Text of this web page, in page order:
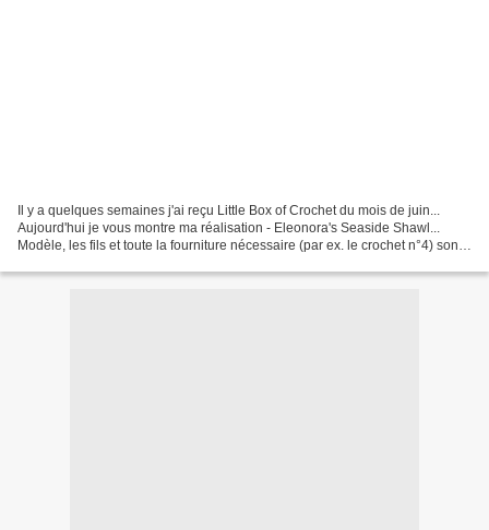
Il y a quelques semaines j'ai reçu Little Box of Crochet du mois de juin...
Aujourd'hui je vous montre ma réalisation - Eleonora's Seaside Shawl...
Modèle, les fils et toute la fourniture nécessaire (par ex. le crochet n°4) sont